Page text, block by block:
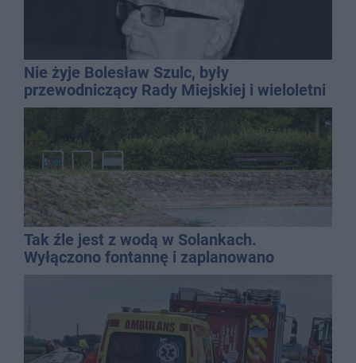
Nie żyje Bolesław Szulc, były
przewodniczący Rady Miejskiej i wieloletni
dyrektor SP 14
Tak źle jest z wodą w Solankach.
Wyłączono fontannę i zaplanowano